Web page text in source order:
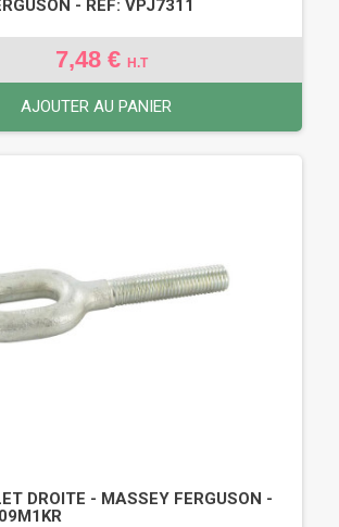
- REF: VPJ7311
7,48 € H.T
AJOUTER AU PANIER
DROITE - MASSEY FERGUSON -